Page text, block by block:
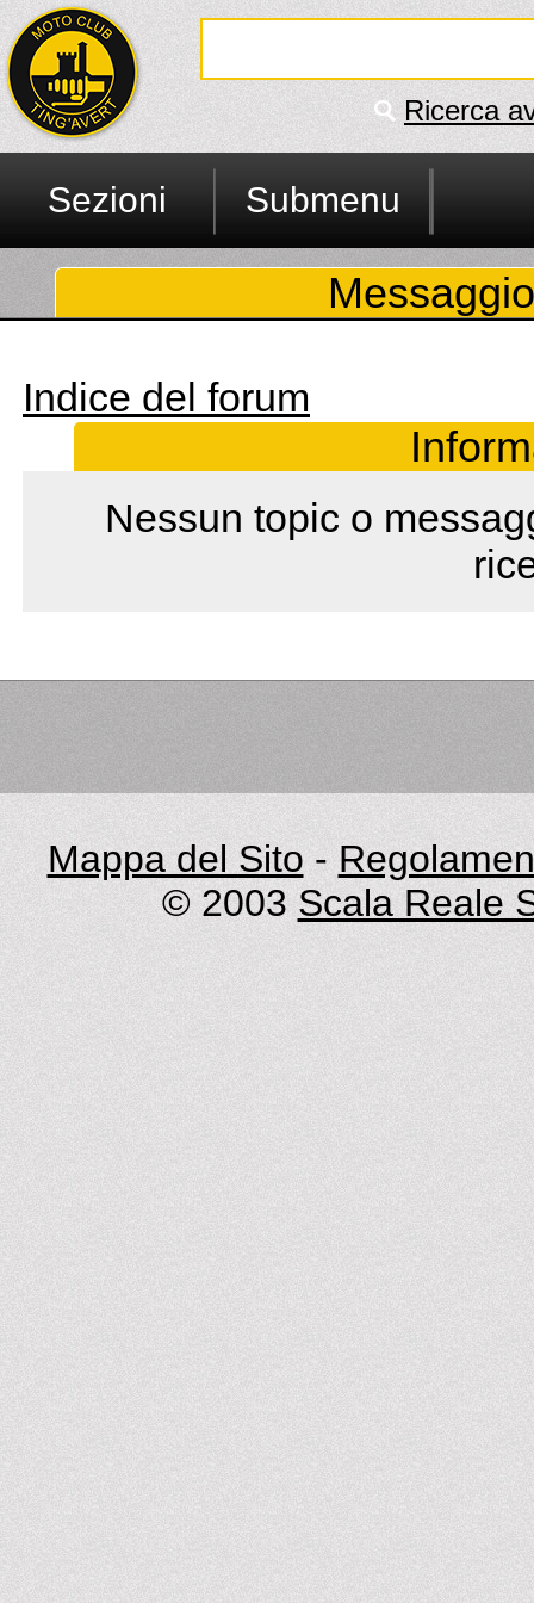
Ricerca
Sezioni Submenu
Indice del forum
Nessun topic o
Mappa del Sito -
© 2003 Scala Reale